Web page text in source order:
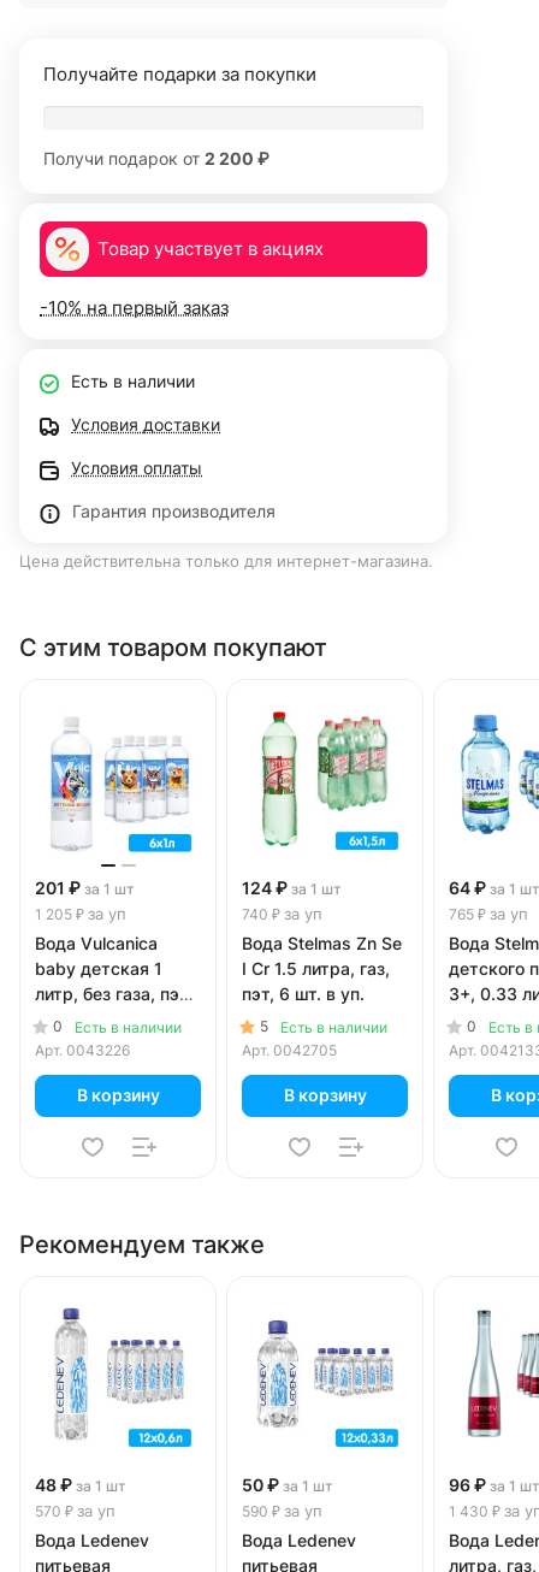
Получайте подарки за покупки
Получи подарок от 2 200 ₽
Товар участвует в акциях
-10% на первый заказ
Есть в наличии
Условия доставки
Условия оплаты
Гарантия производителя
Цена действительна только для интернет-магазина.
С этим товаром покупают
201 ₽ за 1 шт
1 205 ₽ за уп
Вода Vulcanica
baby детская 1
литр, без газа, пэт,
6 шт. в уп.
0
Есть в наличии
Арт. 0043226
В корзину
124 ₽ за 1 шт
740 ₽ за уп
Вода Stelmas Zn Se
I Cr 1.5 литра, газ,
пэт, 6 шт. в уп.
5
Есть в наличии
Арт. 0042705
В корзину
64 ₽ за 1 шт
765 ₽ за уп
Вода
детского
3+, 0.33
газа, пэт,
уп.
0
Есть в
Арт.
В
Рекомендуем также
48 ₽ за 1 шт
570 ₽ за уп
Вода Ledenev
питьевая
50 ₽ за 1 шт
590 ₽ за уп
Вода Ledenev
питьевая
96 ₽ за 1 шт
1 430 ₽ за
Вода
литра,